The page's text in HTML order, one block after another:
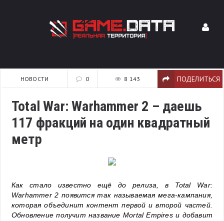
НОВОСТИ 0 8 143 ПОДЕЛИТЬСЯ
Total War: Warhammer 2 – даешь
117 фракций на один квадратный
метр
Как стало известно ещё до релиза, в Total War:
Warhammer 2 появится так называемая мега-кампания,
которая объединит контент первой и второй частей.
Обновление получит название Mortal Empires и добавит